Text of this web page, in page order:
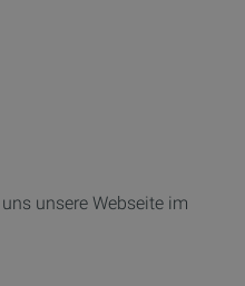
unsere Webseite im